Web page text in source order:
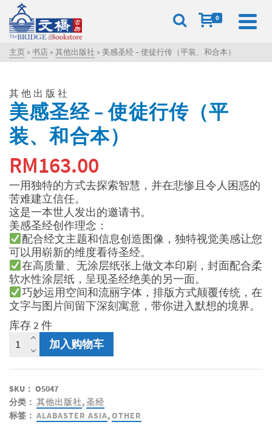
0
主页 » 书店 » 其他出版社 » 美感圣经 – 使徒行传（平装、和合本）
其他出版社
美感圣经 – 使徒行传（平
装、和合本）
RM163.00
一用独特的方式去探索智慧，并在悲惨且令人困惑的
苦难建立信任。
这是一本世人发出的邀请书。
美感圣经创作理念：
配合经文主题和信息创造图像，独特视觉美感让您
可以用崭新的维度看待圣经。
在高质量、无涂层纸张上做文本印刷，封面配合柔
软水性涂层纸，呈现圣经绝美的另一面。
巧妙运用空间和流丽字体，排版方式颠覆传统，在
文字与图片间留下深刻寓意，带你进入默想的境界。
库存 2 件
美
感
-
使
徒
加入购物车
SKU： O5047
分类： 其他出版社,圣经
标签： ALABASTER ASIA,OTHER